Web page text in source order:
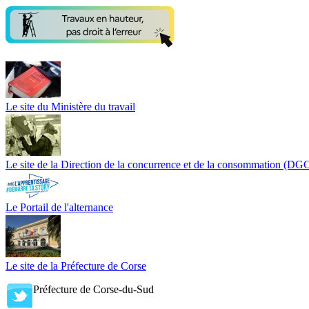
Le site du Ministère du travail
Le site de la Direction de la concurrence et de la consommation
Le Portail de l'alternance
Le site de la Préfecture de Corse
Préfecture de Corse-du-Sud